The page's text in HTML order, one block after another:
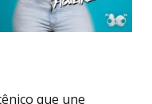
que une